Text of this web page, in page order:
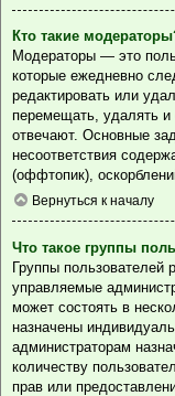
Кто такие
Модераторы — это
которые ежедневно
редактировать или
перемещать, удалять
отвечают. Основные
несоответствия
(оффтопик),
Вернуться к началу
Что такое группы
Группы пользователей
управляемые
может состоять в
назначены
администраторам
количеству
прав или